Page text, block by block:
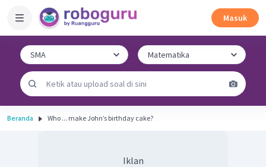
Masuk
Beranda Who ... make John’s birthday cake?
Iklan